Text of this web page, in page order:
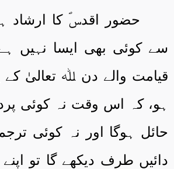
حضور اقدسؐ کا ارشاد
سے کوئی بھی ایسا نہیں
قیامت والے دن ﷲ تعالیٰ کے
ہو، کہ اس وقت نہ کوئی
حائل ہوگا اور نہ کوئی
دائیں طرف دیکھے گا تو اپنے